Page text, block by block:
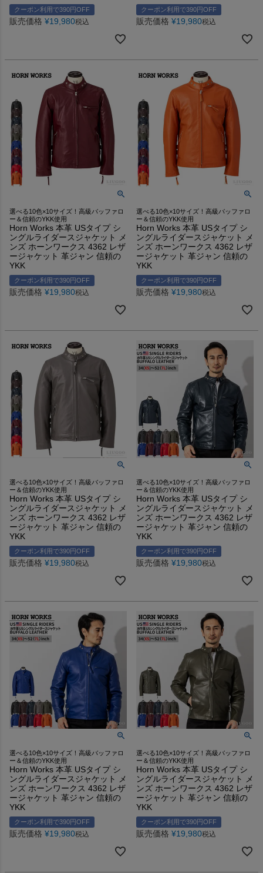
クーポン利用で390円OFF
販売価格 ¥19,980税込
クーポン利用で390円OFF
販売価格 ¥19,980税込
選べる10色×10サイズ！高級バッファロ
ー＆信頼のYKK使用
Horn Works 本革 USタイプ シ
ングルライダースジャケット メ
ンズ ホーンワークス 4362 レザ
ージャケット 革ジャン 信頼の
YKK
クーポン利用で390円OFF
販売価格 ¥19,980税込
選べる10色×10サイズ！高級バッファロ
ー＆信頼のYKK使用
Horn Works 本革 USタイプ シ
ングルライダースジャケット メ
ンズ ホーンワークス 4362 レザ
ージャケット 革ジャン 信頼の
YKK
クーポン利用で390円OFF
販売価格 ¥19,980税込
選べる10色×10サイズ！高級バッファロ
ー＆信頼のYKK使用
Horn Works 本革 USタイプ シ
ングルライダースジャケット メ
ンズ ホーンワークス 4362 レザ
ージャケット 革ジャン 信頼の
YKK
クーポン利用で390円OFF
販売価格 ¥19,980税込
選べる10色×10サイズ！高級バッファロ
ー＆信頼のYKK使用
Horn Works 本革 USタイプ シ
ングルライダースジャケット メ
ンズ ホーンワークス 4362 レザ
ージャケット 革ジャン 信頼の
YKK
クーポン利用で390円OFF
販売価格 ¥19,980税込
選べる10色×10サイズ！高級バッファロ
ー＆信頼のYKK使用
Horn Works 本革 USタイプ シ
ングルライダースジャケット メ
ンズ ホーンワークス 4362 レザ
ージャケット 革ジャン 信頼の
YKK
クーポン利用で390円OFF
販売価格 ¥19,980税込
選べる10色×10サイズ！高級バッファロ
ー＆信頼のYKK使用
Horn Works 本革 USタイプ シ
ングルライダースジャケット メ
ンズ ホーンワークス 4362 レザ
ージャケット 革ジャン 信頼の
YKK
クーポン利用で390円OFF
販売価格 ¥19,980税込